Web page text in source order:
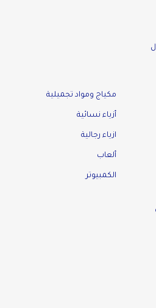
مكياج ومواد تجميلية
أزياء نسائية
ازياء رجالية
ألعاب
الكمبيوتر